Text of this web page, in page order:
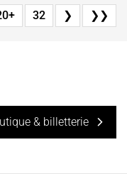
32 ❯ ❯❯
& billetterie